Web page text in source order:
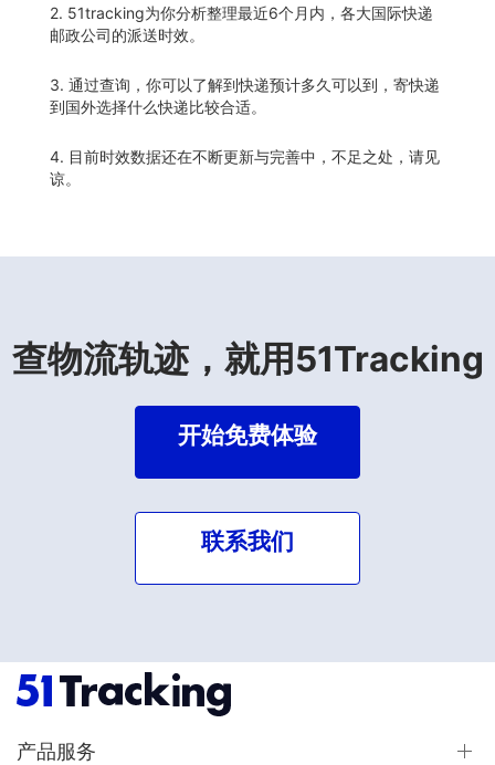
2. 51tracking为你分析整理最近6个月内，各大国际快递
邮政公司的派送时效。
3. 通过查询，你可以了解到快递预计多久可以到，寄快递
到国外选择什么快递比较合适。
4. 目前时效数据还在不断更新与完善中，不足之处，请见
谅。
查物流轨迹，就用51Tracking
开始免费体验
联系我们
产品服务